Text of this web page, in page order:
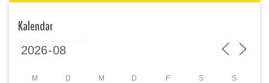
Kalendar
M D M D F S S